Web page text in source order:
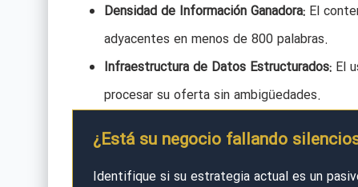
Densidad de Información Ganadora:El
adyacentes en menos de 800 palabras.
Infraestructura de Datos Estructurados:El
procesar su oferta sin ambigüedades.
¿Está su negocio fallando
Identifique si su estrategia actual es un